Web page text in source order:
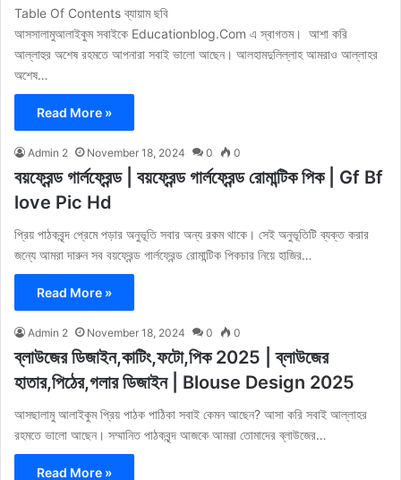
Table Of Contents ব্যায়াম ছবি
আসসালামুআলাইকুম সবাইকে Educationblog.Com এ স্বাগতম। আশা করি
আল্লাহুর অশেষ রহমতে আপনারা সবাই ভালো আছেন। আলহামদুলিল্লাহ আমরাও আল্লাহর
অশেষ…
Read More »
Admin 2 November 18, 2024 0 0
বয়ফ্রেন্ড গার্লফ্রেন্ড | বয়ফ্রেন্ড গার্লফ্রেন্ড রোমান্টিক পিক | Gf Bf
love Pic Hd
প্রিয় পাঠকবৃন্দ প্রেমে পড়ার অনুভূতি সবার অন্য রকম থাকে। সেই অনুভূতিটি ব্যক্ত করার
জন্যে আমরা দারুন সব বয়ফ্রেন্ড গার্লফ্রেন্ড রোমান্টিক পিকচার নিয়ে হাজির…
Read More »
Admin 2 November 18, 2024 0 0
ব্লাউজের ডিজাইন,কাটিং,ফটো,পিক 2025 | ব্লাউজের
হাতার,পিঠের,গলার ডিজাইন | Blouse Design 2025
আসছালামু আলাইকুম প্রিয় পাঠক পাঠিকা সবাই কেমন আছেন? আসা করি সবাই আল্লাহর
রহমতে ভালো আছেন। সম্মানিত পাঠকবৃন্দ আজকে আমরা তোমাদের ব্লাউজের…
Read More »